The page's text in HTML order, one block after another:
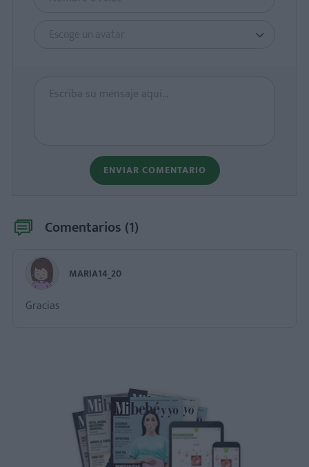
Escoge un avatar
ENVIAR COMENTARIO
Comentarios (1)
MARIA14_20
Gracias